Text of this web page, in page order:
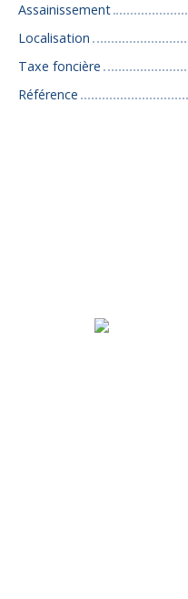
Assainissement
Localisation
Taxe foncière
Référence